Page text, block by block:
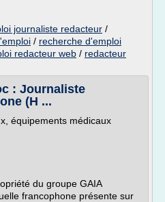
journaliste redacteur /
/ recherche d'emploi
redacteur web / redacteur
: Journaliste
(H ...
équipements médicaux
du groupe GAIA
francophone présente sur